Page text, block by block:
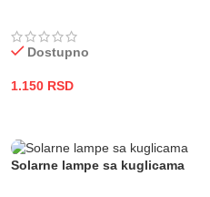
Dostupno
1.150 RSD
Solarne lampe sa kuglicama